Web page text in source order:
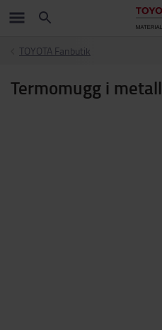
TOYOTA Fanbutik
Termomugg i metall